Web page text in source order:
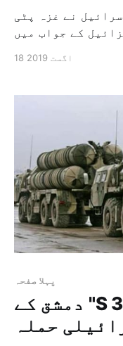
نے غزہ پٹی
کے جواب میں
18 اگست 2019
پہلا صفحہ
دمشق کے "S 300” حاصل کرنے کے
حملہ